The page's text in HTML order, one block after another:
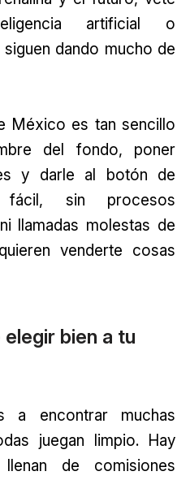
artificial o
dando mucho de
México es tan sencillo
del fondo, poner
y darle al botón de
sin procesos
llamadas molestas de
venderte cosas
bien a tu
a encontrar muchas
juegan limpio. Hay
de comisiones